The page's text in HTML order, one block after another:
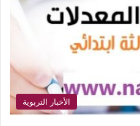
الأخبار التربوية